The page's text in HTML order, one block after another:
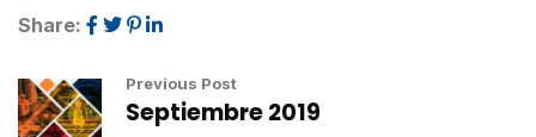
Share:
Previous Post
Septiembre 2019